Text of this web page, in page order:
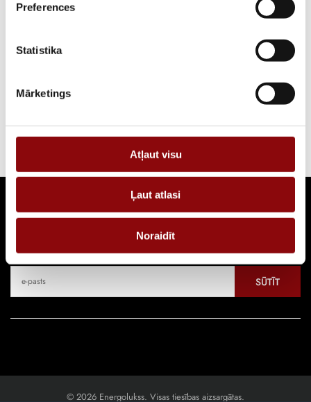
Preferences
Statistika
Mārketings
Atļaut visu
Ļaut atlasi
Noraidīt
Modulārie slodzes pārtraukšanas slēdži līdz 160A.
Pieraksties, lai uzzinātu par jaunākajiem piedāvājumiem
SŪTĪT
© 2026 Energolukss. Visas tiesības aizsargātas.